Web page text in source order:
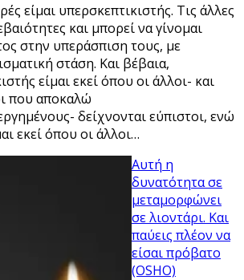
είμαι υπερσκεπτικιστής. Τις άλλες
και μπορεί να γίνομαι
στην υπεράσπιση τους, με
στάση. Και βέβαια,
είμαι εκεί όπου οι άλλοι- και
που αποκαλώ
δείχνονται εύπιστοι, ενώ
εκεί όπου οι άλλοι…
Αυτή η
δυνατότητα σε
μεταμορφώνει
σε λιοντάρι. Και
παύεις πλέον να
είσαι πρόβατο
(OSHO)